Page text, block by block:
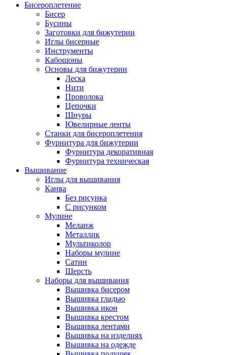
Бисероплетение
Бисер
Бусины
Заготовки для бижутерии
Иглы бисерные
Инструменты
Кабошоны
Основы для бижутерии
Леска
Нити
Проволока
Цепочки
Шнуры
Ювелирные ленты
Станки для бисероплетения
Фурнитура для бижутерии
Фурнитура декоративная
Фурнитура техническая
Вышивание
Иглы для вышивания
Канва
Без рисунка
С рисунком
Мулине
Меланж
Металлик
Мультиколор
Наборы мулине
Сатин
Шерсть
Наборы для вышивания
Вышивка бисером
Вышивка гладью
Вышивка икон
Вышивка крестом
Вышивка лентами
Вышивка на изделиях
Вышивка на одежде